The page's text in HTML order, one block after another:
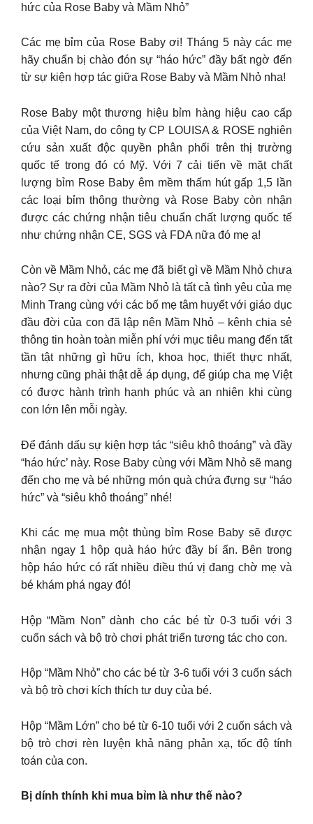
hức của Rose Baby và Mầm Nhỏ”
Các mẹ bỉm của Rose Baby ơi! Tháng 5 này các mẹ
hãy chuẩn bị chào đón sự “háo hức” đầy bất ngờ đến
từ sự kiện hợp tác giữa Rose Baby và Mầm Nhỏ nha!
Rose Baby một thương hiệu bỉm hàng hiệu cao cấp
của Việt Nam, do công ty CP LOUISA & ROSE nghiên
cứu sản xuất độc quyền phân phối trên thị trường
quốc tế trong đó có Mỹ. Với 7 cải tiến về mặt chất
lượng bỉm Rose Baby êm mềm thấm hút gấp 1,5 lần
các loại bỉm thông thường và Rose Baby còn nhận
được các chứng nhận tiêu chuẩn chất lượng quốc tế
như chứng nhận CE, SGS và FDA nữa đó mẹ ạ!
Còn về Mầm Nhỏ, các mẹ đã biết gì về Mầm Nhỏ chưa
nào? Sự ra đời của Mầm Nhỏ là tất cả tình yêu của mẹ
Minh Trang cùng với các bố mẹ tâm huyết với giáo dục
đầu đời của con đã lập nên Mầm Nhỏ – kênh chia sẻ
thông tin hoàn toàn miễn phí với mục tiêu mang đến tất
tần tật những gì hữu ích, khoa học, thiết thực nhất,
nhưng cũng phải thật dễ áp dụng, để giúp cha mẹ Việt
có được hành trình hạnh phúc và an nhiên khi cùng
con lớn lên mỗi ngày.
Để đánh dấu sự kiện hợp tác “siêu khô thoáng” và đầy
“háo hức’ này. Rose Baby cùng với Mầm Nhỏ sẽ mang
đến cho mẹ và bé những món quà chứa đựng sự “háo
hức” và “siêu khô thoáng” nhé!
Khi các mẹ mua một thùng bỉm Rose Baby sẽ được
nhận ngay 1 hộp quà háo hức đầy bí ẩn. Bên trong
hộp háo hức có rất nhiều điều thú vị đang chờ mẹ và
bé khám phá ngay đó!
Hộp “Mầm Non” dành cho các bé từ 0-3 tuổi với 3
cuốn sách và bộ trò chơi phát triển tương tác cho con.
Hộp “Mầm Nhỏ” cho các bé từ 3-6 tuổi với 3 cuốn sách
và bộ trò chơi kích thích tư duy của bé.
Hộp “Mầm Lớn” cho bé từ 6-10 tuổi với 2 cuốn sách và
bộ trò chơi rèn luyện khả năng phản xạ, tốc độ tính
toán của con.
Bị dính thính khi mua bỉm là như thế nào?